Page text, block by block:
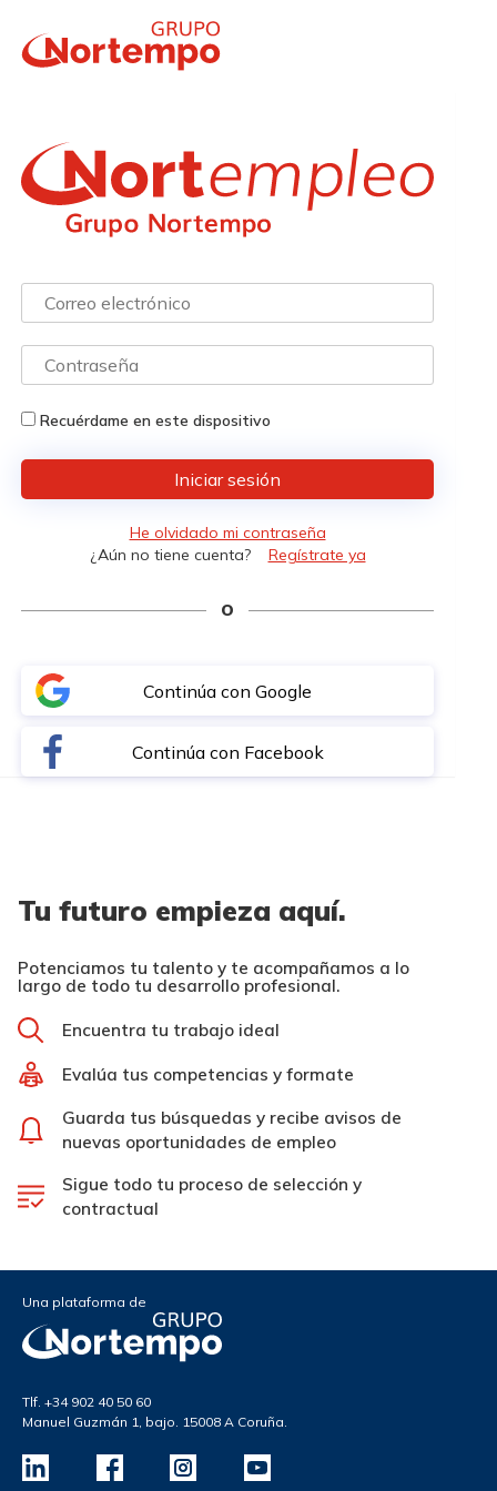
Continúa con Google
Continúa con Facebook
Recuérdame en este dispositivo
Iniciar sesión
He olvidado mi contraseña
¿Aún no tiene cuenta?
Regístrate ya
O
Tu futuro empieza aquí.
Potenciamos tu talento y te acompañamos a lo
largo de todo tu desarrollo profesional.
Encuentra tu trabajo ideal
Evalúa tus competencias y formate
Guarda tus búsquedas y recibe avisos de
nuevas oportunidades de empleo
Sigue todo tu proceso de selección y
contractual
Una plataforma de
Tlf. +34 902 40 50 60
Manuel Guzmán 1, bajo. 15008 A Coruña.